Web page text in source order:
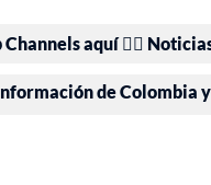
aquí 👉🏻
de Colombia